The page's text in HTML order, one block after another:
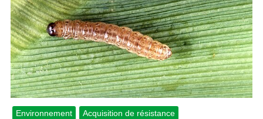
Environnement Acquisition de résistance